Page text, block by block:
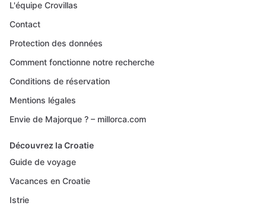
L'équipe Crovillas
Contact
Protection des données
Comment fonctionne notre recherche
Conditions de réservation
Mentions légales
Envie de Majorque ? – millorca.com
Découvrez la Croatie
Guide de voyage
Vacances en Croatie
Istrie